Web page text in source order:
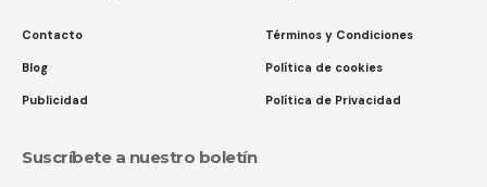
Contacto
Blog
Publicidad
Términos y Condiciones
Política de cookies
Política de Privacidad
Suscríbete a nuestro boletín